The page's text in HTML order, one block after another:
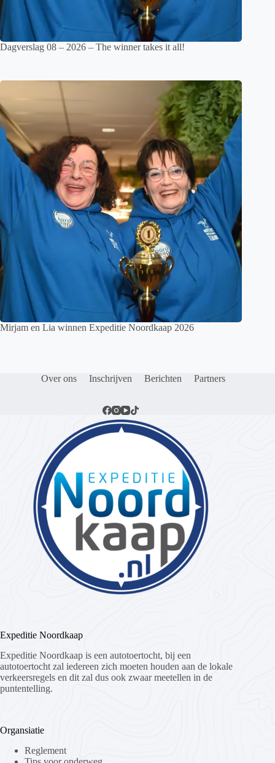
Dagverslag 08 – 2026 – The winner takes it all!
Mirjam en Lia winnen Expeditie Noordkaap 2026
Over ons Inschrijven Berichten Partners
Expeditie Noordkaap
Expeditie Noordkaap is een autotoertocht, bij een
autotoertocht zal iedereen zich moeten houden aan de lokale
verkeersregels en dit zal dus ook zwaar meetellen in de
puntentelling.
Organsiatie
Reglement